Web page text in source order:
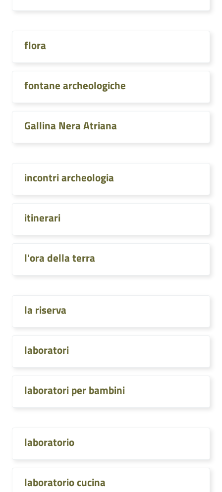
flora
fontane archeologiche
Gallina Nera Atriana
incontri archeologia
itinerari
l'ora della terra
la riserva
laboratori
laboratori per bambini
laboratorio
laboratorio cucina